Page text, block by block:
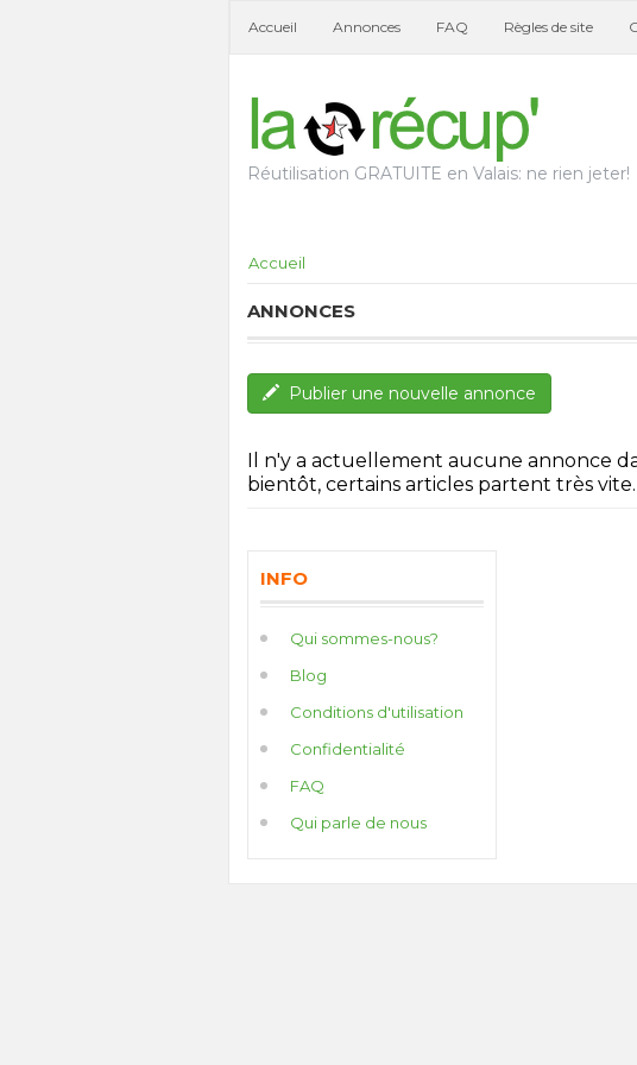
Accueil Annonces FAQ Règles de site
Réutilisation GRATUITE en Valais: ne rien jeter!
Accueil
ANNONCES
Publier une nouvelle annonce
Il n'y a actuellement aucune annonce
bientôt, certains articles partent très vite.
INFO
Qui sommes-nous?
Blog
Conditions d'utilisation
Confidentialité
FAQ
Qui parle de nous